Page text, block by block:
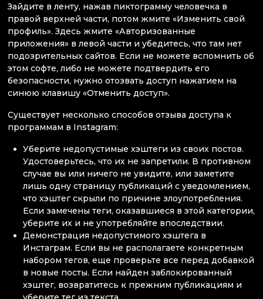
Зайдите в ленту, нажав пиктограмму человечка в
правой верхней части, потом жмите «Изменить свой
профиль». Здесь жмите «Авторизованные
приложения» в левой части и убедитесь, что там нет
подозрительных сайтов. Если не можете вспомнить об
этом софте, либо не можете подтвердить его
безопасности, нужно отозвать доступ нажатием на
синюю клавишу «Отменить доступ».
Существует несколько способов отзыва доступа к
программам в Instagram:
Уберите недопустимые хэштеги из своих постов.
Удостоверьтесь, что их не запретили. В противном
случае вы или ничего не увидите, или заметите
лишь одну страницу публикаций с уведомлением,
что хэштег скрыли по причине злоупотребления.
Если замечены теги, оказавшиеся в этой категории,
уберите их и не употребляйте впоследствии.
Демонстрация недопустимого хэштега в
Инстаграм. Если вы не располагаете конкретным
набором тегов, еще проверьте все перед добавкой
в новые посты. Если найден заблокированный
хэштег, возвратитесь к прежним публикациям и